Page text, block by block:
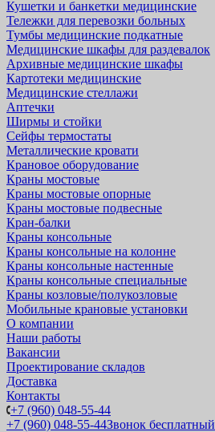
Кушетки и банкетки медицинские
Тележки для перевозки больных
Тумбы медицинские подкатные
Медицинские шкафы для раздевалок
Архивные медицинские шкафы
Картотеки медицинские
Медицинские стеллажи
Аптечки
Ширмы и стойки
Сейфы термостаты
Металлические кровати
Крановое оборудование
Краны мостовые
Краны мостовые опорные
Краны мостовые подвесные
Кран-балки
Краны консольные
Краны консольные на колонне
Краны консольные настенные
Краны консольные специальные
Краны козловые/полукозловые
Мобильные крановые установки
О компании
Наши работы
Вакансии
Проектирование складов
Доставка
Контакты
+7 (960) 048-55-44
+7 (960) 048-55-44Звонок бесплатный